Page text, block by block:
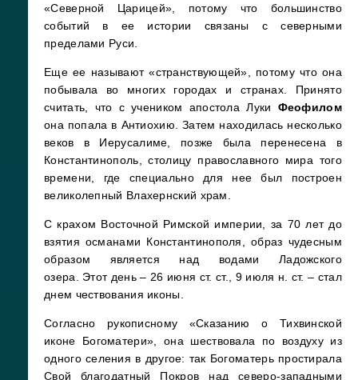
«Северной Царицей», потому что большинство
событий в ее истории связаны с северными
пределами Руси.
Еще ее называют «странствующей», потому что она
побывала во многих городах и странах. Принято
считать, что с учеником апостола Луки Феофилом
она попала в Антиохию. Затем находилась несколько
веков в Иерусалиме, позже была перенесена в
Константинополь, столицу православного мира того
времени, где специально для нее был построен
великолепный Влахернский храм.
С крахом Восточной Римской империи, за 70 лет до
взятия османами Константинополя, образ чудесным
образом является над водами Ладожского
озера. Этот день – 26 июня ст. ст., 9 июля н. ст. – стал
днем чествования иконы.
Согласно рукописному «Сказанию о Тихвинской
иконе Богоматери», она шествовала по воздуху из
одного селения в другое: так Богоматерь простирала
Свой благодатный Покров над северо-западными